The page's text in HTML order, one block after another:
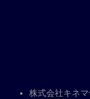
株式会社キネ